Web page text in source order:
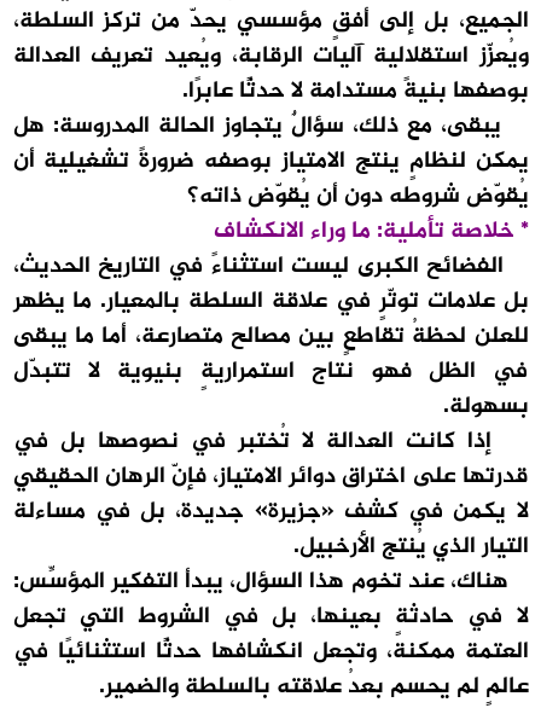
الجميع، بل إلى أفقٍ مؤسسي يحدّ من تركز السلطة،
ويُعزّز استقلالية آليات الرقابة، ويُعيد تعريف العدالة
بوصفها بنيةً مستدامة لا حدثًا عابرًا.
يبقى، مع ذلك، سؤالٌ يتجاوز الحالة المدروسة: هل
يمكن لنظامٍ ينتج الامتياز بوصفه ضرورةً تشغيلية أن
يُقوّض شروطه دون أن يُقوّض ذاته؟
* خلاصة تأملية: ما وراء الانكشاف
الفضائح الكبرى ليست استثناءً في التاريخ الحديث،
بل علامات توتّرٍ في علاقة السلطة بالمعيار. ما يظهر
للعلن لحظةُ تقاطعٍ بين مصالح متصارعة، أما ما يبقى
في الظل فهو نتاج استمراريةٍ بنيوية لا تتبدّل
بسهولة.
إذا كانت العدالة لا تُختبر في نصوصها بل في
قدرتها على اختراق دوائر الامتياز، فإنّ الرهان الحقيقي
لا يكمن في كشف «جزيرة» جديدة، بل في مساءلة
التيار الذي يُنتج الأرخبيل.
هناك، عند تخوم هذا السؤال، يبدأ التفكير المؤسِّس:
لا في حادثةٍ بعينها، بل في الشروط التي تجعل
العتمة ممكنة، وتجعل انكشافها حدثًا استثنائيًا في
عالمٍ لم يحسم بعدُ علاقته بالسلطة والضمير.